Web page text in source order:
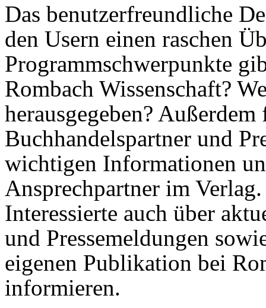
Das benutzerfreundliche
den Usern einen raschen
Programmschwerpunkte
Rombach Wissenschaft?
herausgegeben?
Buchhandelspartner und
wichtigen Informationen
Ansprechpartner im
Interessierte auch über
und Pressemeldungen
eigenen Publikation bei
informieren.